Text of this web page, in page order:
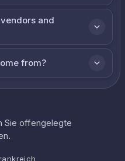
and
from?
Sie offengelegte